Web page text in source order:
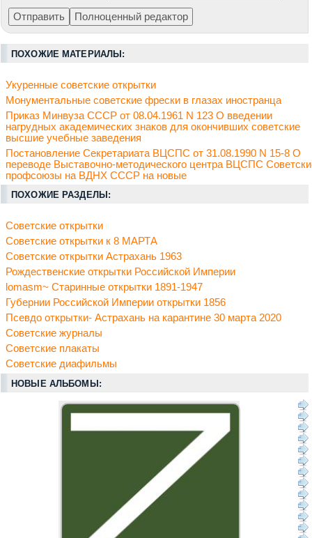
ПОХОЖИЕ МАТЕРИАЛЫ:
Укуренные советские открытки
Монументальные советские фрески в глазах иностранца
Приказ Минвуза СССР от 08.04.1961 N 123 О введении
нагрудных академических знаков для окончивших советские
высшие учебные заведения
Постановление Секретариата ВЦСПС от 31.08.1990 N 15-8 О
переводе Выставочно-методического центра ВЦСПС
профсоюзы на ВДНХ СССР на новые
ПОХОЖИЕ РАЗДЕЛЫ:
Советские открытки
Советские открытки к 8 МАРТА
Советские открытки Астрахань 1963
Рождественские открытки Российской Империи
lomasm~ Старинные открытки 1891-1947
Губернии Российской Империи открытки 1856
Псевдо открытки- Астрахань на карантине 30 марта 2020
Советские журналы
Советские плакаты
Советские диафильмы
НОВЫЕ АЛЬБОМЫ: